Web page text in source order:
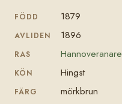
FÖDD 1879
AVLIDEN 1896
RAS Hannoveranare
KÖN Hingst
FÄRG mörkbrun